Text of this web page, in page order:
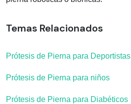
Temas Relacionados
Prótesis de Pierna para Deportistas
Prótesis de Pierna para niños
Prótesis de Pierna para Diabéticos